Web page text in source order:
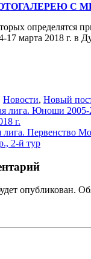
С
определятся
17 марта 2018 г. в
Новости, Новый
лига. Юноши 2005-
г.
лига. Первенство
2-й тур
опубликован.